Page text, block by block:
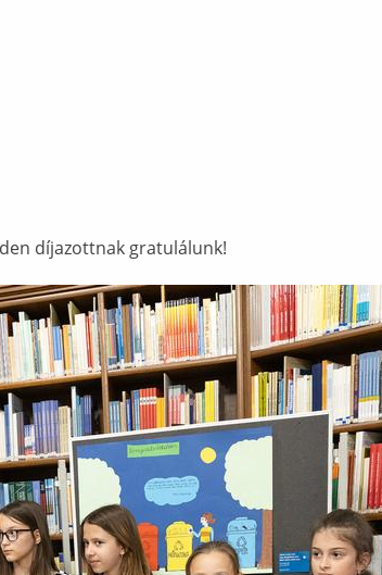
díjazottnak gratulálunk!